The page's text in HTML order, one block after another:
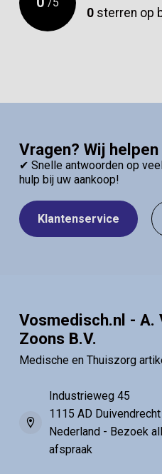
0 sterren op
Vragen? Wij
✔ Snelle antwoorden op
hulp bij uw aankoop!
Klantenservice
Vosmedisch.nl - A.
Zoons B.V.
Medische en Thuiszorg
Industrieweg 45
1115 AD Duivendrecht
Nederland - Bezoek
afspraak